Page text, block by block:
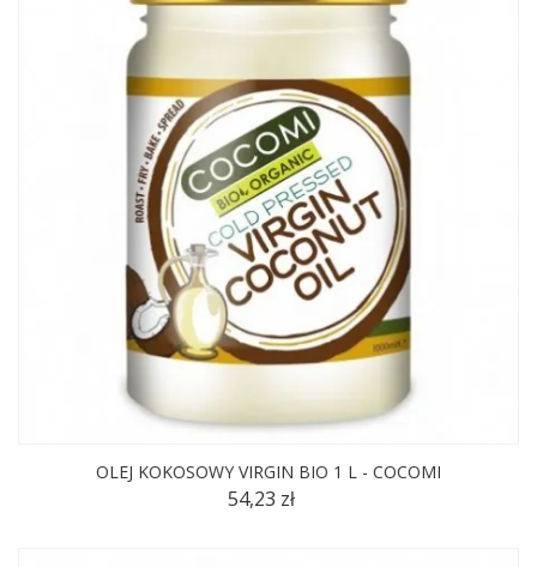
OLEJ KOKOSOWY VIRGIN BIO 1 L - COCOMI
54,23 zł